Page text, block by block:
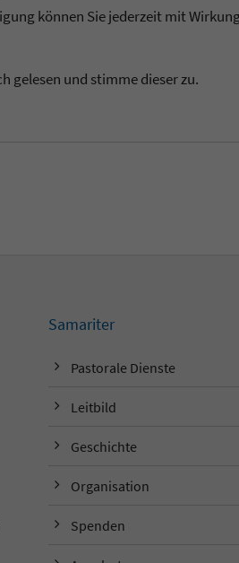
können Sie jederzeit mit
gelesen und stimme dieser zu.
Samariter
Pastorale Dienste
Leitbild
Geschichte
Organisation
Spenden